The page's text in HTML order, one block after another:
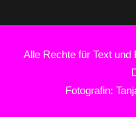
Alle Rechte für Text und
Fotografin: